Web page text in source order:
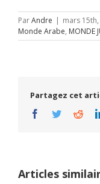
ParAndre | mars
Monde Arabe, MONDE
Partagez cet
Facebook
Twitter
Articles